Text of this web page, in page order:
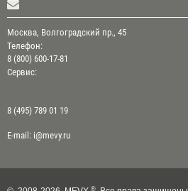
Москва, Волгоградский пр., 45
Телефон:
8 (800) 600-17-81
Сервис:
8 (495) 789 01 19
E-mail: i@mevy.ru
®